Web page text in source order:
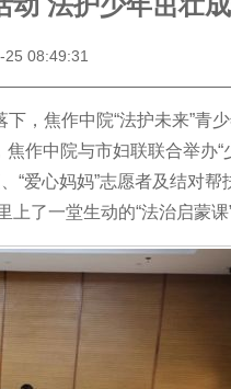
08:49:31
下，焦作中院“法护未来”青
作中院与市妇联联合举办“
“爱心妈妈”志愿者及结对帮
了一堂生动的“法治启蒙课”